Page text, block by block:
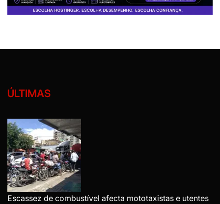
ÚLTIMAS
Escassez de combustível afecta mototaxistas e utentes